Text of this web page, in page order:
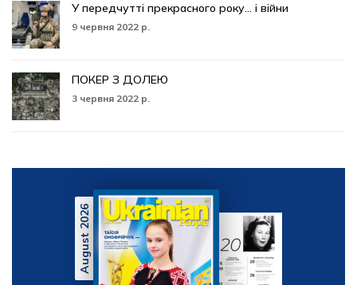
У передчутті прекрасного року… і війни
9 червня 2022 р.
ПОКЕР З ДОЛЕЮ
3 червня 2022 р.
August 2026